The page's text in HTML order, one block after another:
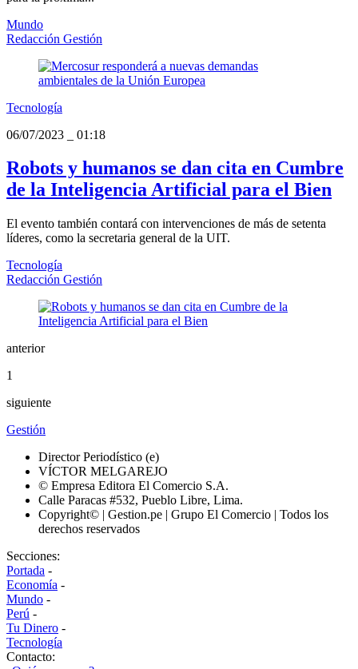
Mundo
Redacción Gestión
Tecnología
06/07/2023
01:18
Robots y humanos se dan cita en Cumbre
de la Inteligencia Artificial para el Bien
El evento también contará con intervenciones de más de setenta
líderes, como la secretaria general de la UIT.
Tecnología
Redacción Gestión
anterior
1
siguiente
Gestión
Director Periodístico (e)
VÍCTOR MELGAREJO
© Empresa Editora El Comercio S.A.
Calle Paracas #532, Pueblo Libre, Lima.
Copyright© | Gestion.pe | Grupo El Comercio | Todos los
derechos reservados
Secciones:
Portada -
Economía -
Mundo -
Perú -
Tu Dinero -
Tecnología
Contacto: